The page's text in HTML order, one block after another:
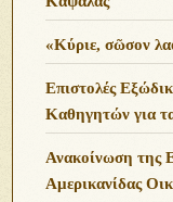
«Κύριε, σῶσον
Επιστολές
Καθηγητών για
Ανακοίνωση της
Αμερικανίδας